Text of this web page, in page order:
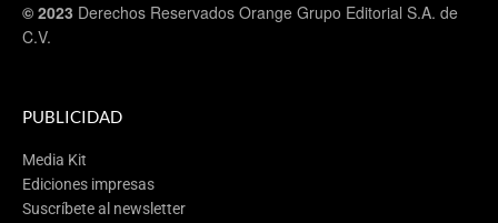
© 2023 Derechos Reservados Orange Grupo Editorial S.A. de
C.V.
PUBLICIDAD
Media Kit
Ediciones impresas
Suscríbete al newsletter